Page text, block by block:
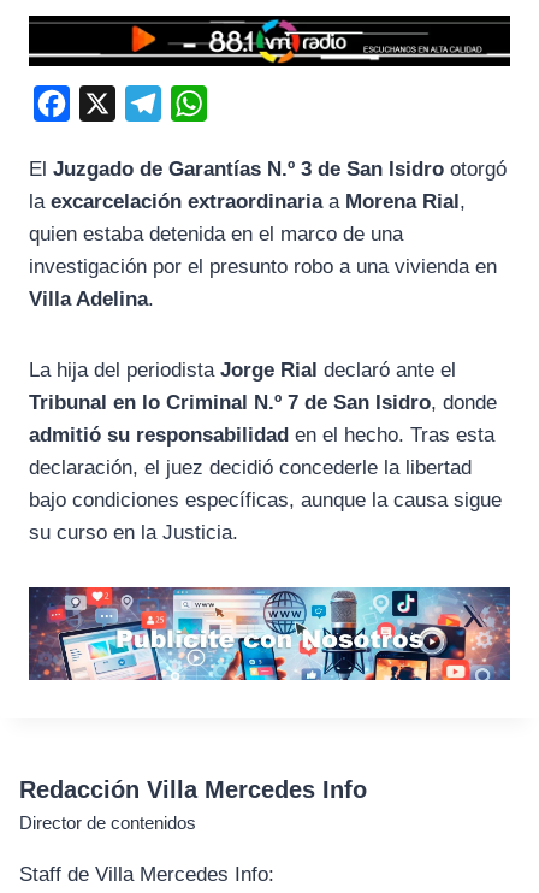
c
e
b
l
e
g
a
t
s
A
El Juzgado de Garantías N.º 3 de San Isidro otorgó
la excarcelación extraordinariaa Morena Rial,
quien estaba detenida en el marco de una
investigación por el presunto robo a una vivienda en
Villa Adelina.
La hija del periodista Jorge Rial declaró ante el
Tribunal en lo Criminal N.º 7 de San Isidro, donde
admitió su responsabilidad en el hecho. Tras esta
declaración, el juez decidió concederle la libertad
bajo condiciones específicas, aunque la causa sigue
su curso en la Justicia.
Redacción Villa Mercedes Info
Director de contenidos
Staff de Villa Mercedes Info: